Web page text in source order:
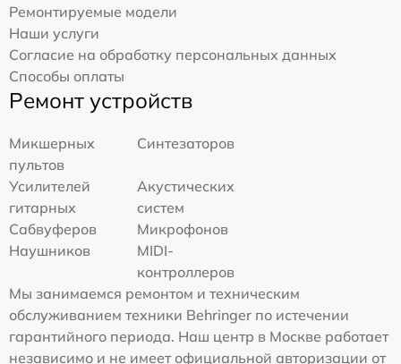
Ремонтируемые модели
Наши услуги
Согласие на обработку персональных данных
Способы оплаты
Ремонт устройств
Микшерных
пультов
Синтезаторов
Усилителей
гитарных
Акустических
систем
Сабвуферов
Микрофонов
Наушников
MIDI-
контроллеров
Мы занимаемся ремонтом и техническим
обслуживанием техники Behringer по истечении
гарантийного периода. Наш центр в Москве работает
независимо и не имеет официальной авторизации от